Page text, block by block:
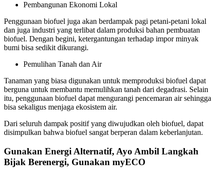
Pembangunan Ekonomi Lokal
Penggunaan biofuel juga akan berdampak pagi petani-petani lokal
dan juga industri yang terlibat dalam produksi bahan pembuatan
biofuel. Dengan begini, ketergantungan terhadap impor minyak
bumi bisa sedikit dikurangi.
Pemulihan Tanah dan Air
Tanaman yang biasa digunakan untuk memproduksi biofuel dapat
berguna untuk membantu memulihkan tanah dari degadrasi. Selain
itu, penggunaan biofuel dapat mengurangi pencemaran air sehingga
bisa sekaligus menjaga ekosistem air.
Dari seluruh dampak positif yang diwujudkan oleh biofuel, dapat
disimpulkan bahwa biofuel sangat berperan dalam keberlanjutan.
Gunakan Energi Alternatif, Ayo Ambil Langkah
Bijak Berenergi, Gunakan myECO